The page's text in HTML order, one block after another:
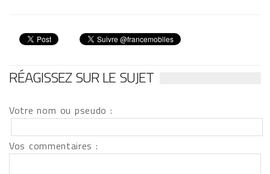
RÉAGISSEZ SUR LE SUJET
Votre nom ou pseudo :
Vos commentaires :